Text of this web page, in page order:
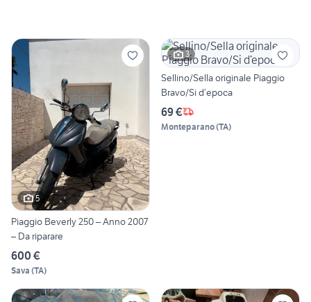
5
Piaggio Beverly 250 – Anno 2007
– Da riparare
600 €
Sava (TA)
3
Sellino/Sella originale Piaggio
Bravo/Si d’epoca
69 €
Monteparano(TA)